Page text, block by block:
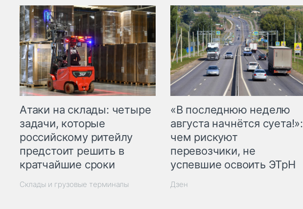
Атаки на склады: четыре
задачи, которые
российскому ритейлу
предстоит решить в
кратчайшие сроки
Склады и грузовые терминалы
«В последнюю неделю
августа начнётся суета!»:
чем рискуют
перевозчики, не
успевшие освоить ЭТрН
Дзен